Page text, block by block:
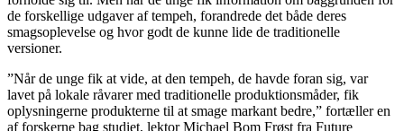
de forskellige udgaver af tempeh, forandrede det både deres
smagsoplevelse og hvor godt de kunne lide de traditionelle
versioner.
”Når de unge fik at vide, at den tempeh, de havde foran sig, var
lavet på lokale råvarer med traditionelle produktionsmåder, fik
oplysningerne produkterne til at smage markant bedre,” fortæller en
af forskerne bag studiet, lektor Michael Bom Frøst fra Future